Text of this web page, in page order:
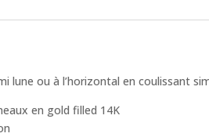
lune ou à l’horizontal en coulissant
en gold filled 14K